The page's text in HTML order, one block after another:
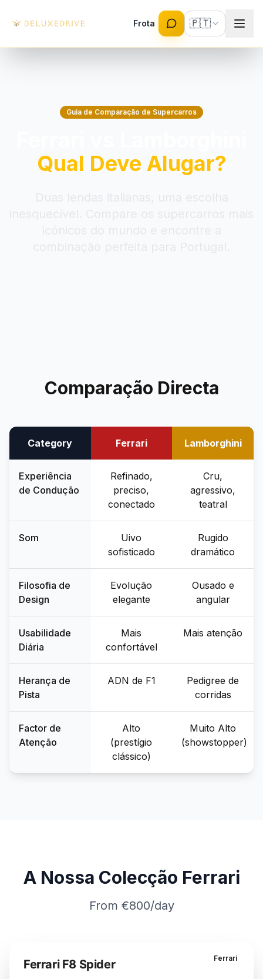
Frota 🇵🇹
Guia de Comparação de Supercarros
Qual Deve Alugar?
Comparação Directa
Category Ferrari Lamborghini
Experiência
de Condução
Refinado,
preciso,
conectado
Cru,
agressivo,
teatral
Som
Uivo
sofisticado
Rugido
dramático
Filosofia de
Design
Evolução
elegante
Ousado e
angular
Usabilidade
Diária
Mais
confortável
Mais atenção
Herança de
Pista
ADN de F1
Pedigree de
corridas
Factor de
Atenção
Alto
(prestígio
clássico)
Muito Alto
(showstopper)
A Nossa Colecção Ferrari
From €800/day
Ferrari
Ferrari F8 Spider